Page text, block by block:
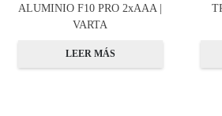
ALUMINIO F10 PRO 2xAAA |
VARTA
LEER MÁS